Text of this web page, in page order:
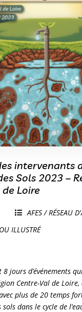
intervenants
Sols 2023 –
Loire
AFES / RÉSEAU
ILLUSTRÉ
8 jours d’événements
Centre-Val de
plus de 20 temps
dans le cycle de